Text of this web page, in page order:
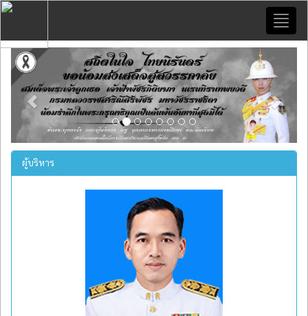
Previous
ผู้บริหาร